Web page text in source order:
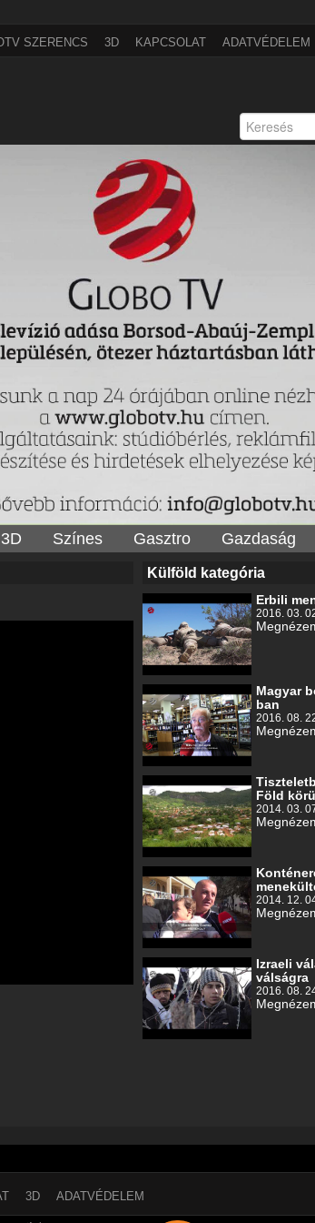
SZERENCS 3D KAPCSOLAT ADATVÉDELEM
3D Színes Gasztro Gazdaság
Külföld kategória
Erbili
2016. 03.
Magyar
ban
2016. 08.
Föld
2014. 03.
2014. 12.
Izraeli
válságra
2016. 08.
3D ADATVÉDELEM